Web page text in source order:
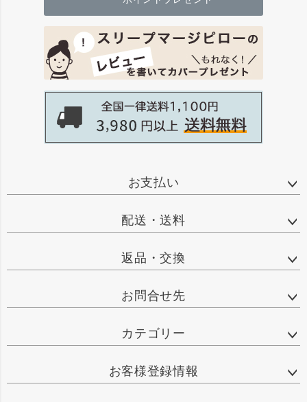
お支払い
配送・送料
返品・交換
お問合せ先
カテゴリー
お客様登録情報